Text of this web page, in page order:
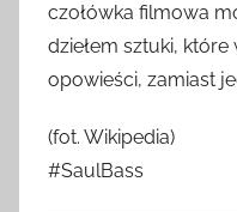
czołówka filmowa
dziełem sztuki,
opowieści, zamiast
(fot. Wikipedia)
#SaulBass